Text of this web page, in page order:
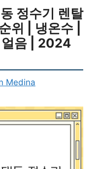
정수기 렌탈
위 | 냉온수 |
얼음 | 2024
Medina